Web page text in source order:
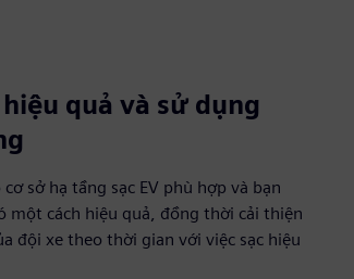
quả và sử dụng
sở hạ tầng sạc EV phù hợp và bạn
một cách hiệu quả, đồng thời cải thiện
đội xe theo thời gian với việc sạc hiệu